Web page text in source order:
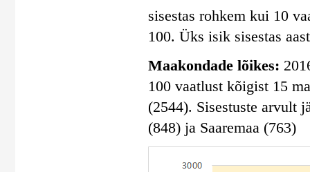
sisestas rohkem kui 10
100. Üks isik sisestas
Maakondade lõikes:
100 vaatlust kõigist 15
(2544). Sisestuste arvult
(848) ja Saaremaa (763)